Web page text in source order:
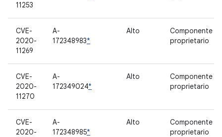
11253
CVE-
2020-
11269
A-
172348983*
Alto
Componente
proprietario
CVE-
2020-
11270
A-
172349024*
Alto
Componente
proprietario
CVE-
2020-
A-
172348985*
Alto
Componente
proprietario